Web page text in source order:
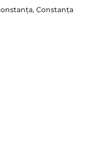
Constanţa